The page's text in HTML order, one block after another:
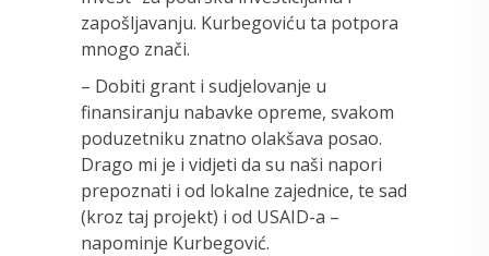
zapošljavanju. Kurbegoviću ta potpora
mnogo znači.
– Dobiti grant i sudjelovanje u
finansiranju nabavke opreme, svakom
poduzetniku znatno olakšava posao.
Drago mi je i vidjeti da su naši napori
prepoznati i od lokalne zajednice, te sad
(kroz taj projekt) i od USAID-a –
napominje Kurbegović.